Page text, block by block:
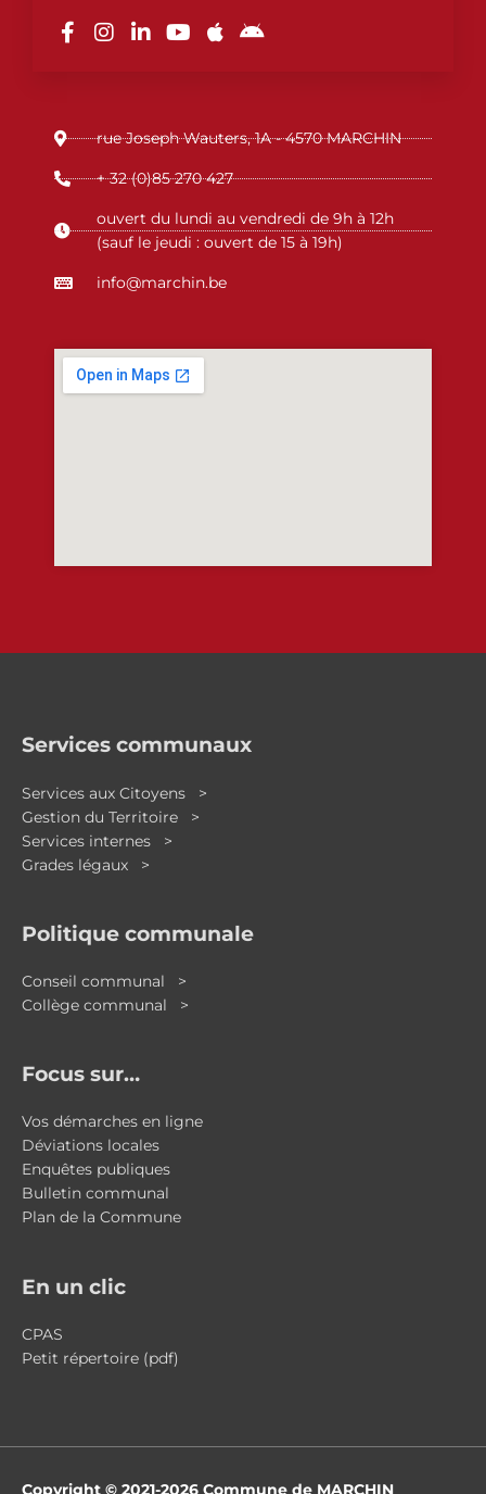
a
c
o
f
n
s
a
m
n
n
-
n
o
u
e
p
p
n
d
d
rue Joseph Wauters, 1A - 4570 MARCHIN
+ 32 (0)85 270 427
ouvert du lundi au vendredi de 9h à 12h
(sauf le jeudi : ouvert de 15 à 19h)
info@marchin.be
Services communaux
Services aux Citoyens >
Gestion du Territoire >
Services internes >
Grades légaux >
Politique communale
Conseil communal >
Collège communal >
Focus sur…
Vos démarches en ligne
Déviations locales
Enquêtes publiques
Bulletin communal
Plan de la Commune
En un clic
CPAS
Petit répertoire (pdf)
Copyright © 2021-2026 Commune de MARCHIN